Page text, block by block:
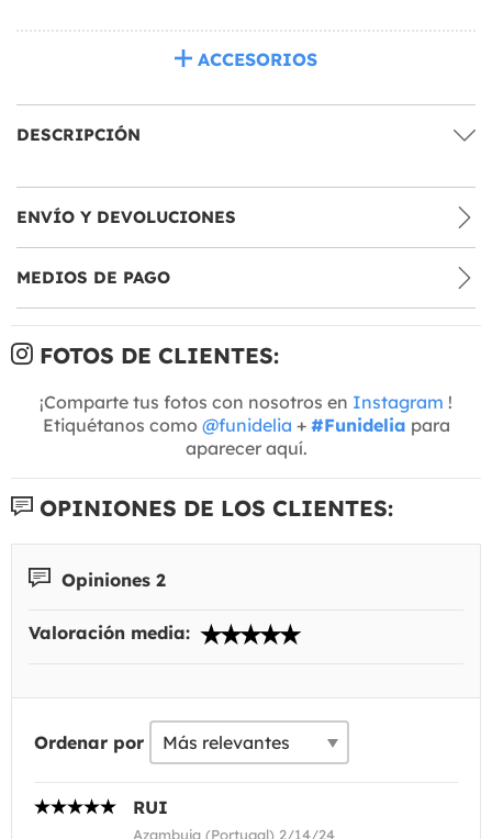
ACCESORIOS
DESCRIPCIÓN
ENVÍO Y DEVOLUCIONES
MEDIOS DE PAGO
FOTOS DE CLIENTES:
¡Comparte tus fotos con nosotros en Instagram !
Etiquétanos como @funidelia + #Funidelia para
aparecer aquí.
OPINIONES DE LOS CLIENTES:
Opiniones 2
Valoración media:
Ordenar por
RUI
Azambuja (Portugal) 2/14/24